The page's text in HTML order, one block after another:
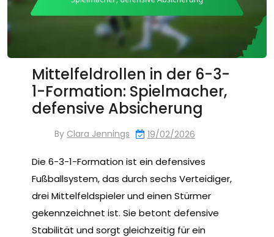
Mittelfeldrollen in der 6-3-
1-Formation: Spielmacher,
defensive Absicherung
By Clara Jennings 19/02/2026
Die 6-3-1-Formation ist ein defensives
Fußballsystem, das durch sechs Verteidiger,
drei Mittelfeldspieler und einen Stürmer
gekennzeichnet ist. Sie betont defensive
Stabilität und sorgt gleichzeitig für ein